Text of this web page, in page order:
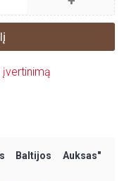
įvertinimą
Baltijos Auksas"